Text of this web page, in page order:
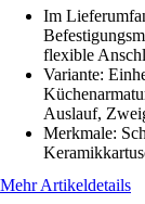
Im
flexible
Variante:
Auslauf,
Merkmale:
Mehr Artikeldetails